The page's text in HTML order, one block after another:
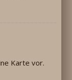
Karte vor.